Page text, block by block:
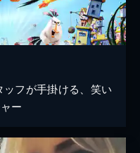
ッフが手掛ける、笑い
ー